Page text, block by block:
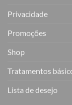
Privacidade
Promoções
Shop
Tratamentos
Lista de desejo